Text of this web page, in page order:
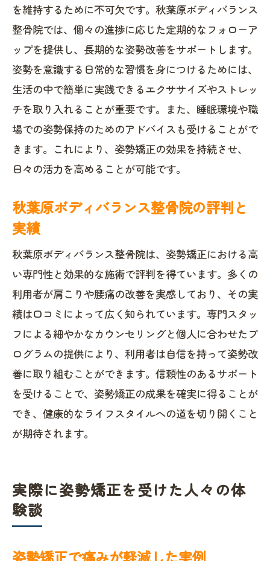
を維持するために不可欠です。秋葉原ボディバランス
整骨院では、個々の進捗に応じた定期的なフォローア
ップを提供し、長期的な姿勢改善をサポートします。
姿勢を意識する日常的な習慣を身につけるためには、
生活の中で簡単に実践できるエクササイズやストレッ
チを取り入れることが重要です。また、睡眠環境や職
場での姿勢保持のためのアドバイスも受けることがで
きます。これにより、姿勢矯正の効果を持続させ、
日々の活力を高めることが可能です。
秋葉原ボディバランス整骨院の評判と
実績
秋葉原ボディバランス整骨院は、姿勢矯正における高
い専門性と効果的な施術で評判を得ています。多くの
利用者が肩こりや腰痛の改善を実感しており、その実
績は口コミによって広く知られています。専門スタッ
フによる細やかなカウンセリングと個人に合わせたプ
ログラムの提供により、利用者は自信を持って姿勢改
善に取り組むことができます。信頼性のあるサポート
を受けることで、姿勢矯正の成果を確実に得ることが
でき、健康的なライフスタイルへの道を切り開くこと
が期待されます。
実際に姿勢矯正を受けた人々の体
験談
姿勢矯正で痛みが軽減した実例